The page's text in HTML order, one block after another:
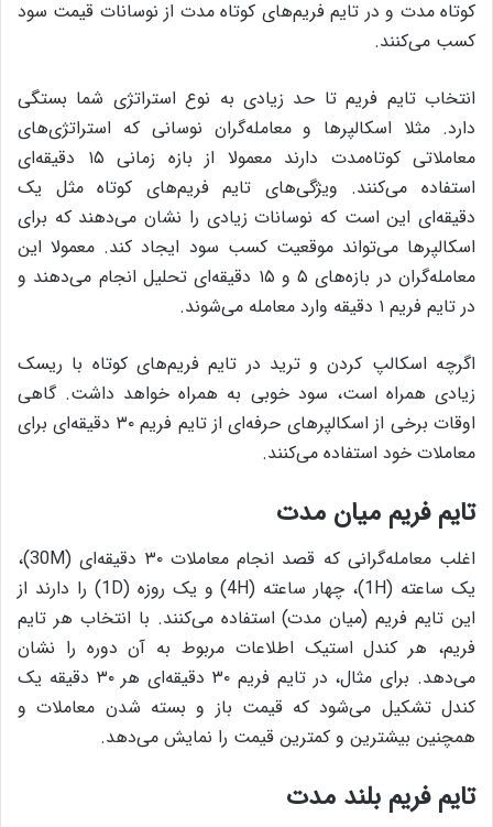
کوتاه مدت و در تایم فریم‌های کوتاه مدت از نوسانات قیمت سود
کسب می‌کنند.
انتخاب تایم فریم تا حد زیادی به نوع استراتژی شما بستگی
دارد. مثلا اسکالپرها و معامله‌گران نوسانی که استراتژی‌های
معاملاتی کوتاه‌مدت دارند معمولا از بازه‌ زمانی ۱۵ دقیقه‌ای
استفاده می‌کنند. ویژگی‌های تایم فریم‌های کوتاه مثل یک
دقیقه‌ای این است که نوسانات زیادی را نشان می‌دهند که برای
اسکالپرها می‌تواند موقعیت کسب سود ایجاد کند. معمولا این
معامله‌گران در بازه‌های ۵ و ۱۵ دقیقه‌ای تحلیل انجام می‌دهند و
در تایم فریم ۱ دقیقه وارد معامله می‌شوند.
اگرچه اسکالپ کردن و ترید در تایم فریم‌های کوتاه با ریسک
زیادی همراه است، سود خوبی به همراه خواهد داشت. گاهی
اوقات برخی از اسکالپرهای حرفه‌ای از تایم فریم ۳۰ دقیقه‌ای برای
معاملات خود استفاده می‌کنند.
تایم فریم میان مدت
اغلب معامله‌گرانی که قصد انجام معاملات ۳۰ دقیقه‌ای (30M)،
یک ساعته (1H)،‌ چهار ساعته (4H) و یک روزه (1D) را دارند از
این تایم فریم (میان مدت) استفاده می‌کنند. با انتخاب هر تایم
فریم، هر کندل استیک اطلاعات مربوط به آن دوره را نشان
می‌دهد. برای مثال، در تایم فریم ۳۰ دقیقه‌ای هر ۳۰ دقیقه یک
کندل تشکیل می‌شود که قیمت باز و بسته شدن معاملات و
همچنین بیشترین و کمترین قیمت را نمایش می‌دهد.
تایم فریم بلند مدت